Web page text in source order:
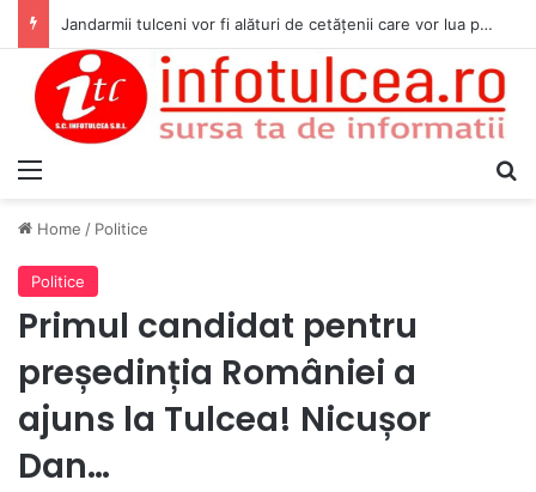
Jandarmii tulceni vor fi alături de cetățenii care vor lua parte la Festivalul Folk Țestos
Home / Politice
Politice
Primul candidat pentru
președinția României a
ajuns la Tulcea! Nicușor
Dan…